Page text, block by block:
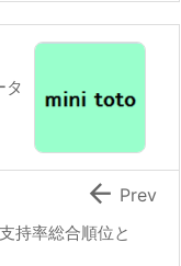
持率総合順位と
 Prev